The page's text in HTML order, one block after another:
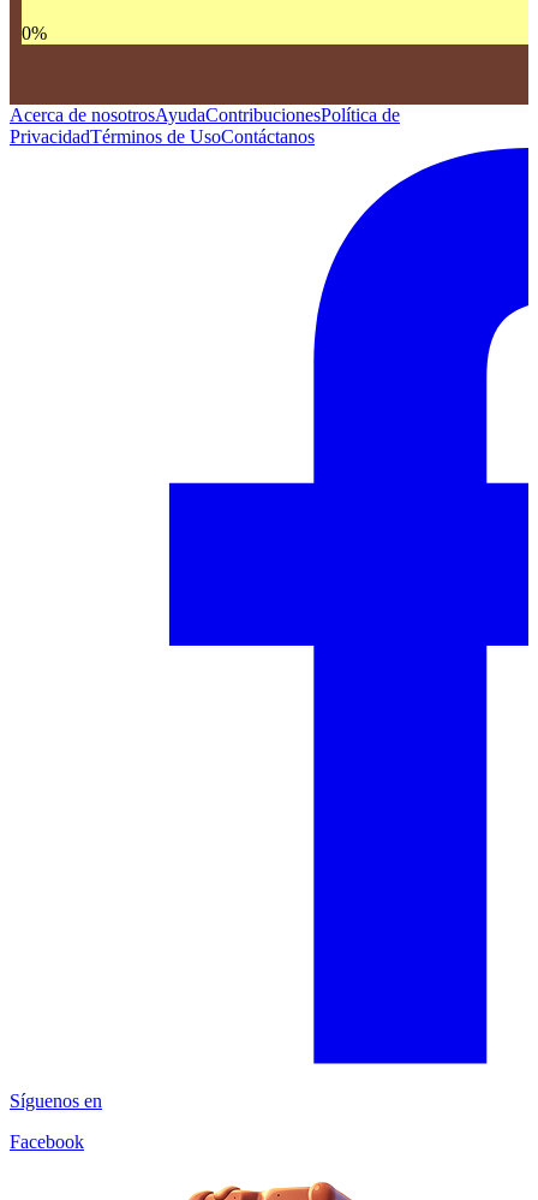
0%
Acerca de nosotrosAyudaContribucionesPolítica de
PrivacidadTérminos de UsoContáctanos
Síguenos en
Facebook